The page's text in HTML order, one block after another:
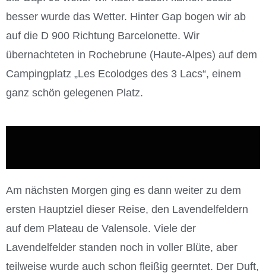
besser wurde das Wetter. Hinter Gap bogen wir ab
auf die D 900 Richtung Barcelonette. Wir
übernachteten in Rochebrune (Haute-Alpes) auf dem
Campingplatz „Les Ecolodges des 3 Lacs“, einem
ganz schön gelegenen Platz.
Am nächsten Morgen ging es dann weiter zu dem
ersten Hauptziel dieser Reise, den Lavendelfeldern
auf dem Plateau de Valensole. Viele der
Lavendelfelder standen noch in voller Blüte, aber
teilweise wurde auch schon fleißig geerntet. Der Duft,